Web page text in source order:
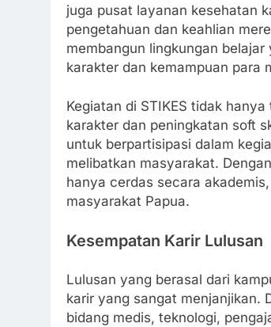
juga pusat layanan kesehatan
pengetahuan dan keahlian
membangun lingkungan
karakter dan kemampuan para
Kegiatan di STIKES tidak
karakter dan peningkatan soft
untuk berpartisipasi dalam
melibatkan masyarakat.
hanya cerdas secara
masyarakat Papua.
Kesempatan Karir Lulusan
Lulusan yang berasal dari
karir yang sangat menjanjikan.
bidang medis, teknologi,